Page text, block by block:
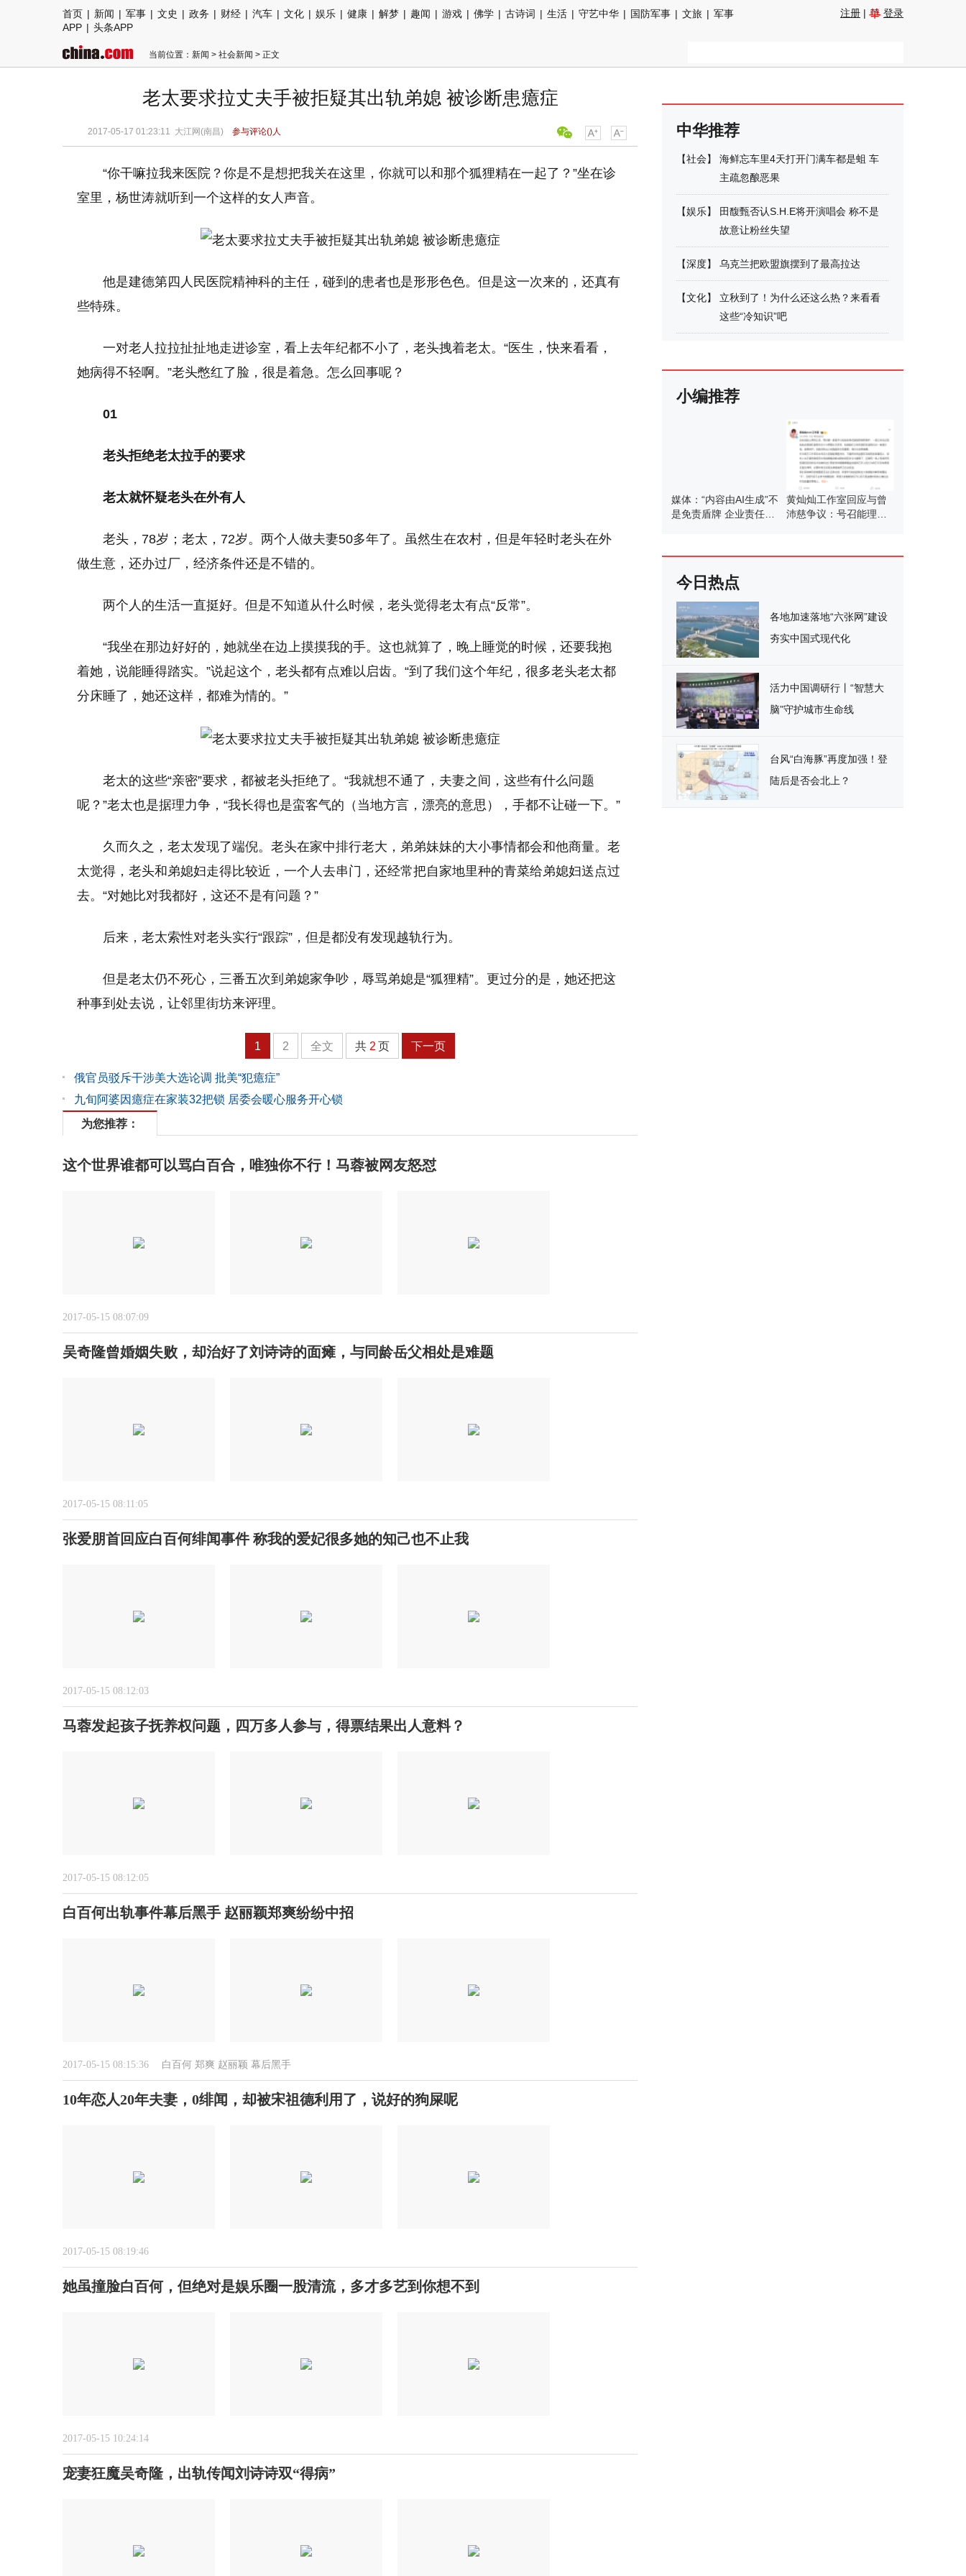
首页 | 新闻 | 军事 | 文史 | 政务 | 财经 | 汽车 | 文化 | 娱乐 | 健康 | 解梦 | 趣闻 | 游戏 | 佛学 | 古诗词 | 生活 | 守艺中华 | 国防军事 | 文旅 | 军事
APP | 头条APP
注册 | 登录
当前位置： 新闻 > 社会新闻 > 正文
老太要求拉丈夫手被拒疑其出轨弟媳 被诊断患癔症
2017-05-17 01:23:11 大江网(南昌) 参与评论()人
“你干嘛拉我来医院？你是不是想把我关在这里，你就可以和那个狐狸精在一起了？”坐在诊
室里，杨世涛就听到一个这样的女人声音。
他是建德第四人民医院精神科的主任，碰到的患者也是形形色色。但是这一次来的，还真有
些特殊。
一对老人拉拉扯扯地走进诊室，看上去年纪都不小了，老头拽着老太。“医生，快来看看，
她病得不轻啊。”老头憋红了脸，很是着急。怎么回事呢？
01
老头拒绝老太拉手的要求
老太就怀疑老头在外有人
老头，78岁；老太，72岁。两个人做夫妻50多年了。虽然生在农村，但是年轻时老头在外
做生意，还办过厂，经济条件还是不错的。
两个人的生活一直挺好。但是不知道从什么时候，老头觉得老太有点“反常”。
“我坐在那边好好的，她就坐在边上摸摸我的手。这也就算了，晚上睡觉的时候，还要我抱
着她，说能睡得踏实。”说起这个，老头都有点难以启齿。“到了我们这个年纪，很多老头老太都
分床睡了，她还这样，都难为情的。”
老太的这些“亲密”要求，都被老头拒绝了。“我就想不通了，夫妻之间，这些有什么问题
呢？”老太也是据理力争，“我长得也是蛮客气的（当地方言，漂亮的意思），手都不让碰一下。”
久而久之，老太发现了端倪。老头在家中排行老大，弟弟妹妹的大小事情都会和他商量。老
太觉得，老头和弟媳妇走得比较近，一个人去串门，还经常把自家地里种的青菜给弟媳妇送点过
去。“对她比对我都好，这还不是有问题？”
后来，老太索性对老头实行“跟踪”，但是都没有发现越轨行为。
但是老太仍不死心，三番五次到弟媳家争吵，辱骂弟媳是“狐狸精”。更过分的是，她还把这
种事到处去说，让邻里街坊来评理。
1 2 全文 共 2 页 下一页
俄官员驳斥干涉美大选论调 批美“犯癔症”
九旬阿婆因癔症在家装32把锁 居委会暖心服务开心锁
为您推荐：
这个世界谁都可以骂白百合，唯独你不行！马蓉被网友怒怼
2017-05-15 08:07:09
吴奇隆曾婚姻失败，却治好了刘诗诗的面瘫，与同龄岳父相处是难题
2017-05-15 08:11:05
张爱朋首回应白百何绯闻事件 称我的爱妃很多她的知己也不止我
2017-05-15 08:12:03
马蓉发起孩子抚养权问题，四万多人参与，得票结果出人意料？
2017-05-15 08:12:05
白百何出轨事件幕后黑手 赵丽颖郑爽纷纷中招
2017-05-15 08:15:36 白百何 郑爽 赵丽颖 幕后黑手
10年恋人20年夫妻，0绯闻，却被宋祖德利用了，说好的狗屎呢
2017-05-15 08:19:46
她虽撞脸白百何，但绝对是娱乐圈一股清流，多才多艺到你想不到
2017-05-15 10:24:14
宠妻狂魔吴奇隆，出轨传闻刘诗诗双“得病”
中华推荐
【社会】
海鲜忘车里4天打开门满车都是蛆 车
主疏忽酿恶果
【娱乐】
田馥甄否认S.H.E将开演唱会 称不是
故意让粉丝失望
【深度】 乌克兰把欧盟旗摆到了最高拉达
【文化】
立秋到了！为什么还这么热？来看看
这些“冷知识”吧
小编推荐
媒体：“内容由AI生成”不
是免责盾牌 企业责任不
黄灿灿工作室回应与曾
沛慈争议：号召能理智
今日热点
各地加速落地“六张网”建设
夯实中国式现代化
活力中国调研行丨“智慧大
脑”守护城市生命线
台风“白海豚”再度加强！登
陆后是否会北上？